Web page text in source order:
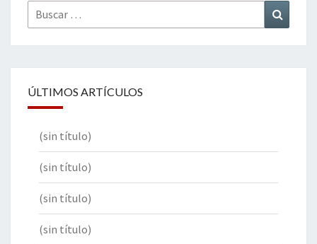
Buscar
por:
ÚLTIMOS ARTÍCULOS
(sin título)
(sin título)
(sin título)
(sin título)